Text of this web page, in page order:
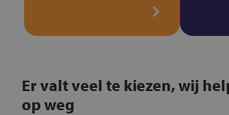
Er valt veel te kiezen, wij
op weg